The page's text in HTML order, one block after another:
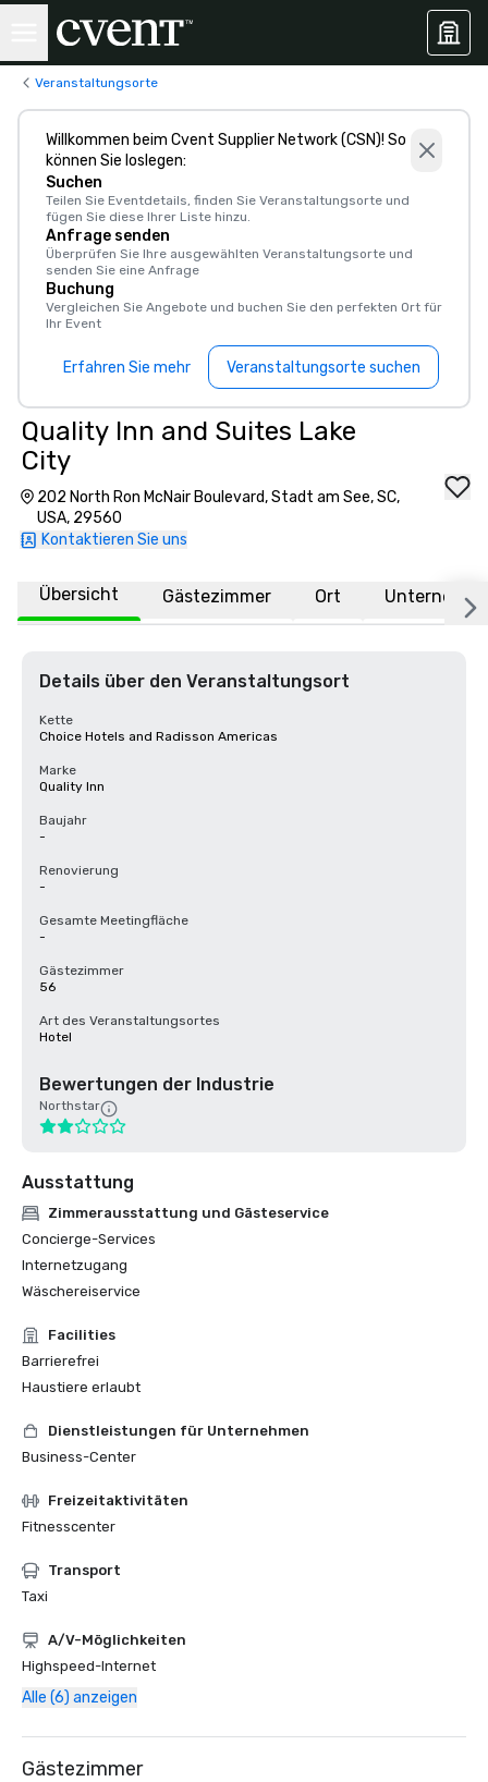
Veranstaltungsorte
Willkommen beim Cvent Supplier Network (CSN)! So
können Sie loslegen:
Suchen
Teilen Sie Eventdetails, finden Sie Veranstaltungsorte und
fügen Sie diese Ihrer Liste hinzu.
Anfrage senden
Überprüfen Sie Ihre ausgewählten Veranstaltungsorte und
senden Sie eine Anfrage
Buchung
Vergleichen Sie Angebote und buchen Sie den perfekten Ort für
Ihr Event
Erfahren Sie mehr Veranstaltungsorte suchen
Quality Inn and Suites Lake
City
202 North Ron McNair Boulevard, Stadt am See, SC,
USA, 29560
Kontaktieren Sie uns
Übersicht Gästezimmer Ort
Details über den Veranstaltungsort
Kette
Choice Hotels and Radisson Americas
Marke
Quality Inn
Baujahr
-
Renovierung
-
Gesamte Meetingfläche
-
Gästezimmer
56
Art des Veranstaltungsortes
Hotel
Bewertungen der Industrie
Northstar
Ausstattung
Zimmerausstattung und Gästeservice
Concierge-Services
Internetzugang
Wäschereiservice
Facilities
Barrierefrei
Haustiere erlaubt
Dienstleistungen für Unternehmen
Business-Center
Freizeitaktivitäten
Fitnesscenter
Transport
Taxi
A/V-Möglichkeiten
Highspeed-Internet
Alle (6) anzeigen
Gästezimmer